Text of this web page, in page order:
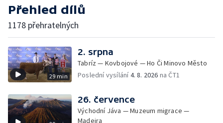
Přehled dílů
1178 přehratelných
29 min
2. srpna
Tabríz — Kovbojové — Ho Či Minovo Město
Poslední vysílání4. 8. 2026 na ČT1
26. července
Východní Jáva — Muzeum migrace —
Madeira